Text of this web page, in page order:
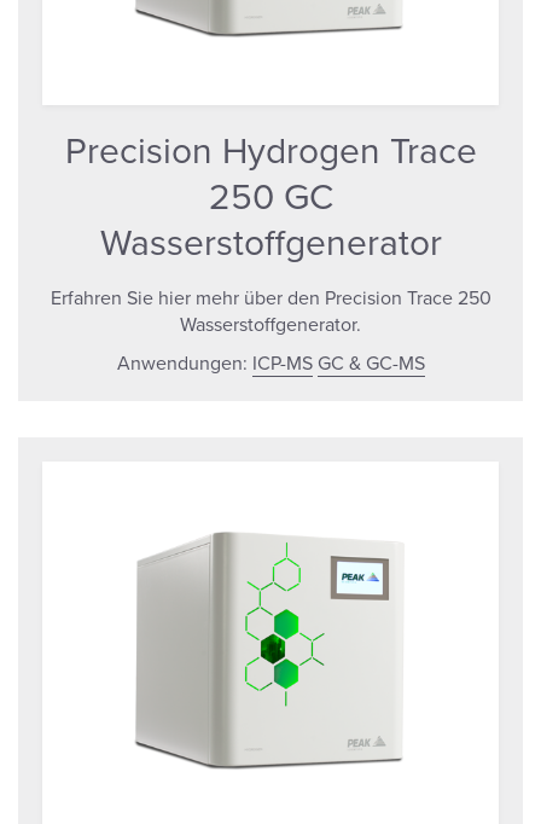
Precision Hydrogen Trace
250 GC
Wasserstoffgenerator
Erfahren Sie hier mehr über den Precision Trace 250
Wasserstoffgenerator.
Anwendungen: ICP-MS GC & GC-MS